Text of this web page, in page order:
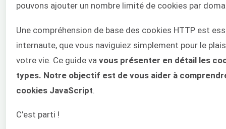
pouvons ajouter un nombre limité de cookies par
Une compréhension de base des cookies HTTP est
internaute, que vous naviguiez simplement pour le
votre vie. Ce guide va vous présenter en détail les
types. Notre objectif est de vous aider à
cookies JavaScript
C’est parti !